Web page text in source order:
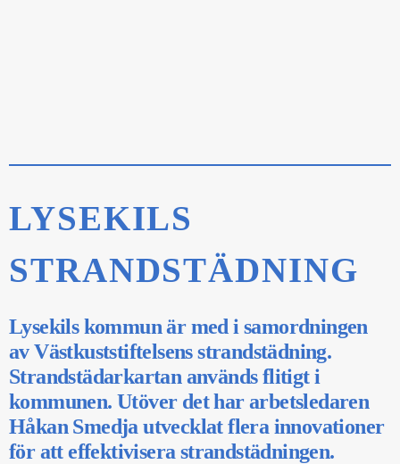
LYSEKILS
STRANDSTÄDNING
Lysekils kommun är med i samordningen
av Västkuststiftelsens strandstädning.
Strandstädarkartan används flitigt i
kommunen. Utöver det har arbetsledaren
Håkan Smedja utvecklat flera innovationer
för att effektivisera strandstädningen.